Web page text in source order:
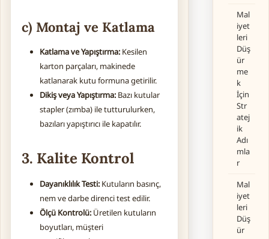
c) Montaj ve Katlama
Katlama ve Yapıştırma: Kesilen
karton parçaları, makinede
katlanarak kutu formuna getirilir.
Dikiş veya Yapıştırma: Bazı kutular
stapler (zımba) ile tutturulurken,
bazıları yapıştırıcı ile kapatılır.
3. Kalite Kontrol
Dayanıklılık Testi: Kutuların basınç,
nem ve darbe direnci test edilir.
Ölçü Kontrolü: Üretilen kutuların
boyutları, müşteri
Mal
iyet
leri
Düş
ür
me
k
İçin
Str
atej
ik
Adı
mla
r
Mal
iyet
leri
Düş
ür